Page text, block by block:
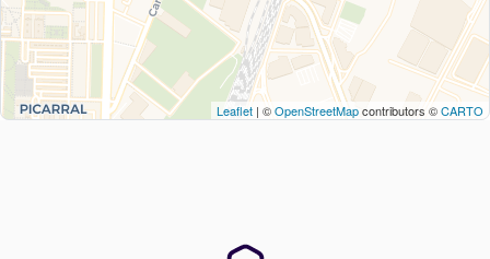
Leaflet | ©OpenStreetMapcontributors ©CARTO